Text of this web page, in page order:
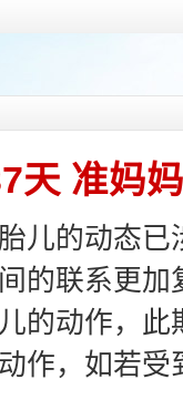
天 准妈
动态已涉
的联系更
的动作，
作，如若